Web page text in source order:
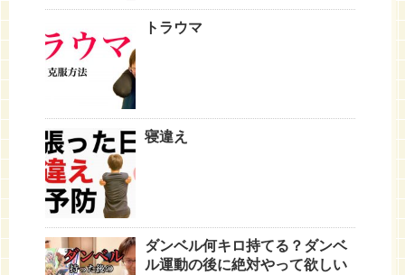
トラウマ
寝違え
ダンベル何キロ持てる？ダンベ
ル運動の後に絶対やって欲しい